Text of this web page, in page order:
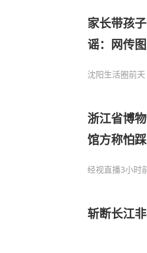
家长带孩
谣：网传
沈阳生活圈前天
浙江省博
馆方称怕
经视直播3小时
斩断长江